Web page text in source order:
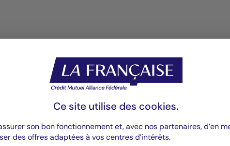
COMPARTIMENT MULTI-ASSET INCOME (LE « COMPARTIMENT »)
Ce site utilise des cookies.
son bon fonctionnement et, avec nos partenaires, d’en
des offres adaptées à vos centres d’intérêts.